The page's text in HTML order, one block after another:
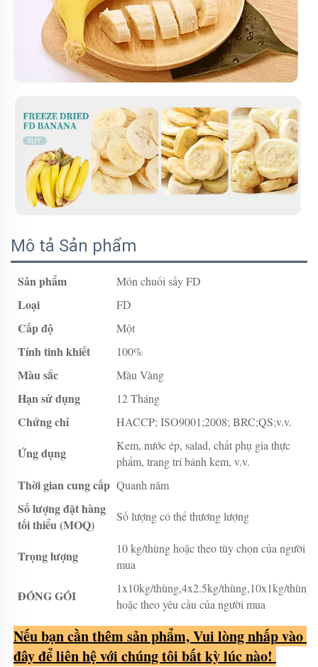
Mô tả Sản phẩm
Sản phẩm Món chuối sấy FD
Loại FD
Cấp độ Một
Tính tinh khiết 100%
Màu sắc Màu Vàng
Hạn sử dụng 12 Tháng
Chứng chỉ HACCP; ISO9001;2008; BRC;QS;v.v.
Ứng dụng
Kem, nước ép, salad, chất phụ gia thực
phẩm, trang trí bánh kem, v.v.
Thời gian cung cấp Quanh năm
Số lượng đặt hàng
tối thiểu (MOQ)
Số lượng có thể thương lượng
Trọng lượng
10 kg/thùng hoặc theo tùy chọn của người
mua
ĐÓNG GÓI
1x10kg/thùng,4x2.5kg/thùng,10x1kg/thùng
hoặc theo yêu cầu của người mua
Nếu bạn cần thêm sản phẩm, Vui lòng nhấp vào
đây để liên hệ với chúng tôi bất kỳ lúc nào!